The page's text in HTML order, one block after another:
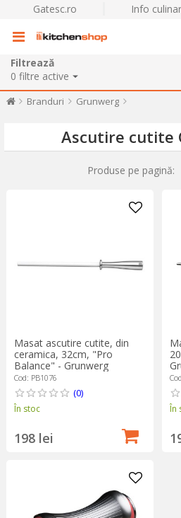
Gatesc.ro Info culinar
Filtrează
0 filtre active
Branduri Grunwerg
Ascutire cutite
Produse pe pagină:
Masat ascutire cutite, din
ceramica, 32cm, "Pro
Balance" - Grunwerg
Cod: PB1076
(0)
În stoc
198 lei
În